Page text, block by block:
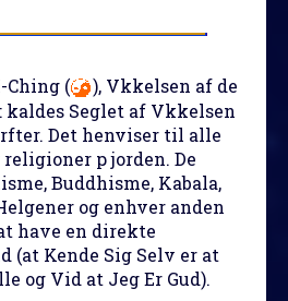
Ching (
), Vkkelsen af de
Seglet af Vkkelsen
Det henviser til alle
p jorden. De
Buddhisme, Kabala,
og enhver anden
have en direkte
(at Kende Sig Selv er at
og Vid at Jeg Er Gud).